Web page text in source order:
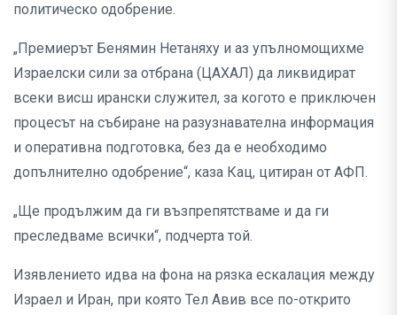
политическо одобрение.
„Премиерът Бенямин Нетаняху и аз упълномощихме
Израелски сили за отбрана (ЦАХАЛ) да ликвидират
всеки висш ирански служител, за когото е приключен
процесът на събиране на разузнавателна информация
и оперативна подготовка, без да е необходимо
допълнително одобрение“, каза Кац, цитиран от АФП.
„Ще продължим да ги възпрепятстваме и да ги
преследваме всички“, подчерта той.
Изявлението идва на фона на рязка ескалация между
Израел и Иран, при която Тел Авив все по-открито